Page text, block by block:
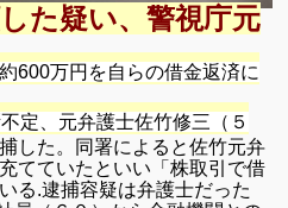
た疑い、警視庁元
600万円を自らの借金返済に
定、元弁護士佐竹修三（５
した。同署によると佐竹元弁
てていたといい「株取引で借
る.逮捕容疑は弁護士だった